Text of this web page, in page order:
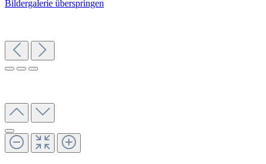
Bildergalerie überspringen